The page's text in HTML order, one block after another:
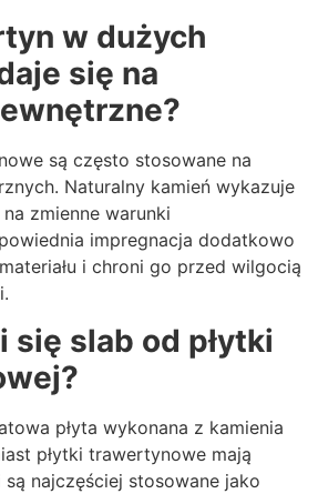
w dużych
się na
są często stosowane na
Naturalny kamień wykazuje
zmienne warunki
impregnacja dodatkowo
i chroni go przed wilgocią
się slab od płytki
płyta wykonana z kamienia
płytki trawertynowe mają
najczęściej stosowane jako